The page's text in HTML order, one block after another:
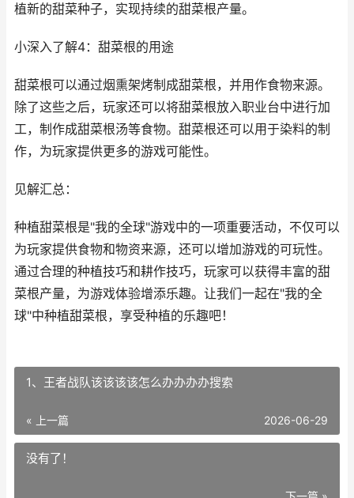
植新的甜菜种子，实现持续的甜菜根产量。
小深入了解4：甜菜根的用途
甜菜根可以通过烟熏架烤制成甜菜根，并用作食物来源。
除了这些之后，玩家还可以将甜菜根放入职业台中进行加
工，制作成甜菜根汤等食物。甜菜根还可以用于染料的制
作，为玩家提供更多的游戏可能性。
见解汇总：
种植甜菜根是"我的全球"游戏中的一项重要活动，不仅可以
为玩家提供食物和物资来源，还可以增加游戏的可玩性。
通过合理的种植技巧和耕作技巧，玩家可以获得丰富的甜
菜根产量，为游戏体验增添乐趣。让我们一起在"我的全
球"中种植甜菜根，享受种植的乐趣吧！
1、王者战队该该该该怎么办办办办搜索
« 上一篇 2026-06-29
没有了！